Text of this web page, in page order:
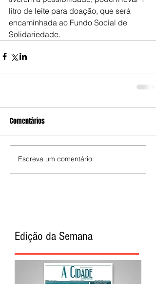
litro de leite para doação, que será
encaminhada ao Fundo Social de
Solidariedade.
Comentários
Escreva um comentário
Edição da Semana